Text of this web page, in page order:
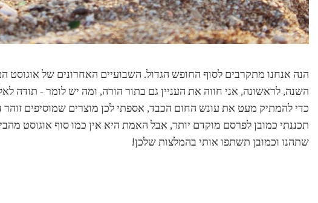
הנה אנחנו מתקרבים לסוף החופש הגדול. השבועיים האחרונים של אוגוסט
השנה, לראשונה, אני חווה את העניין גם בתור הורה, ומה יש לומר - תודה
כדי להמתיק מעט את עונש החום הכבד, אספתי לכן מוצרים שמוסיפים זוהר
תכננתי כמובן לפרסם מוקדם יותר, אבל האמת היא אין כמו סוף אוגוסט
שתהנו וכמובן תשתפו אותי בהמלצות שלכן!